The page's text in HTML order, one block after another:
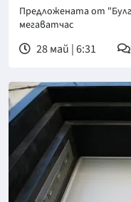
Предложената от
мегаватчас
28 май | 6:31